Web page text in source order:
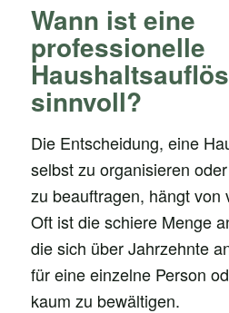
Wann ist eine
professionelle
sinnvoll?
Die Entscheidung, eine
selbst zu organisieren
zu beauftragen, hängt von
Oft ist die schiere Menge
die sich über Jahrzehnte
für eine einzelne Person
kaum zu bewältigen.